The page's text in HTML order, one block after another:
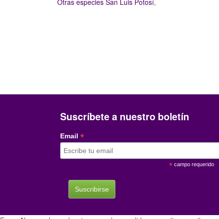
Suscríbete a nuestro boletín
Email *
* campo requerido